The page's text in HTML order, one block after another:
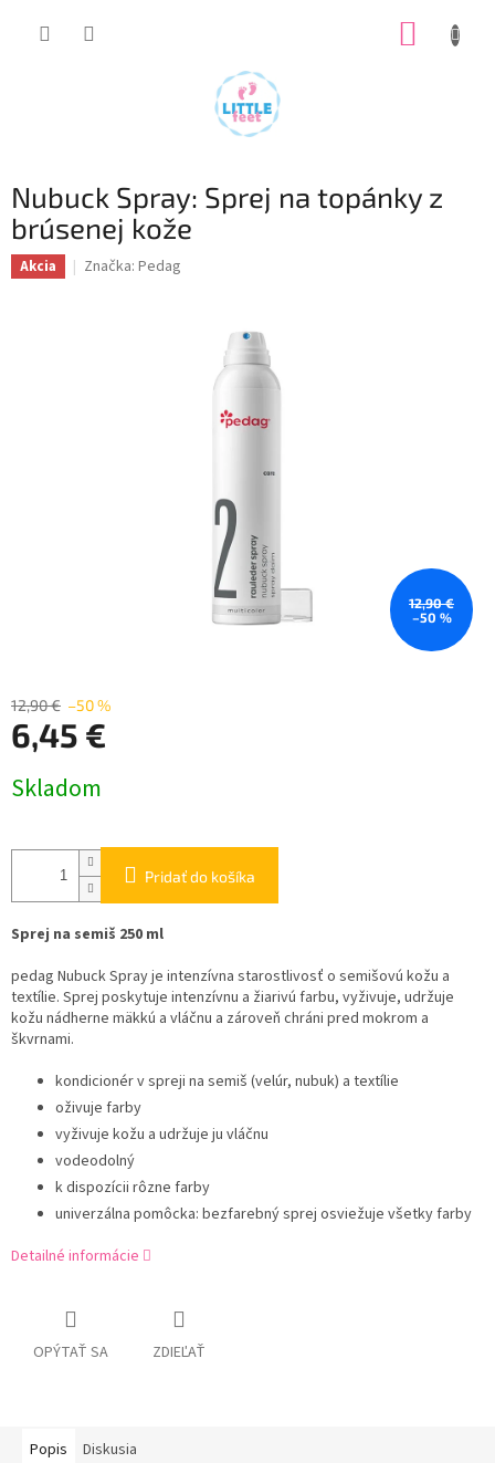
Nubuck Spray: Sprej na topánky z
brúsenej kože
Akcia Značka: Pedag
12,90 €
–50 %
12,90 € –50 %
6,45 €
cena:
Skladom
Pridať do košíka
Sprej na semiš 250 ml
pedag Nubuck Spray je intenzívna starostlivosť o semišovú kožu a
textílie. Sprej poskytuje intenzívnu a žiarivú farbu, vyživuje, udržuje
kožu nádherne mäkkú a vláčnu a zároveň chráni pred mokrom a
škvrnami.
kondicionér v spreji na semiš (velúr, nubuk) a textílie
oživuje farby
vyživuje kožu a udržuje ju vláčnu
vodeodolný
k dispozícii rôzne farby
univerzálna pomôcka: bezfarebný sprej osviežuje všetky farby
Detailné informácie
OPÝTAŤ SA ZDIEĽAŤ
Popis Diskusia